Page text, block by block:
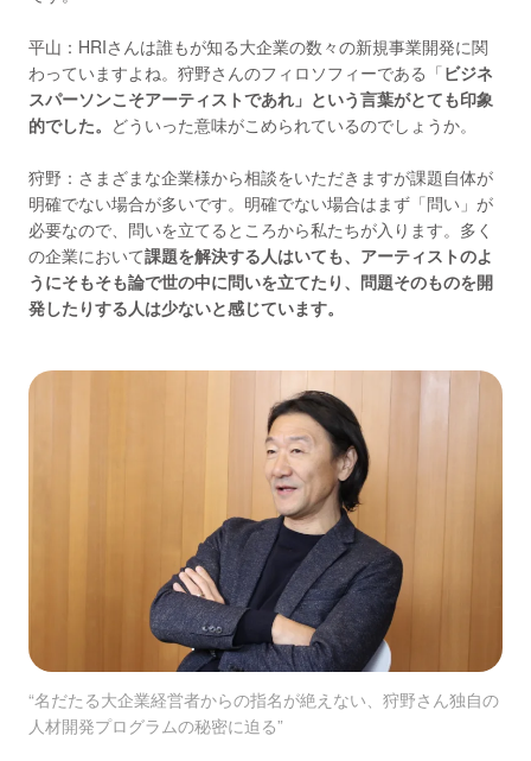
平山：HRIさんは誰もが知る大企業の数々の新規事業開発に関
わっていますよね。狩野さんのフィロソフィーである「ビジネ
スパーソンこそアーティストであれ」という言葉がとても印象
的でした。 どういった意味がこめられているのでしょうか。
狩野：さまざまな企業様から相談をいただきますが課題自体が
明確でない場合が多いです。明確でない場合はまず「問い」が
必要なので、問いを立てるところから私たちが入ります。多く
の企業において課題を解決する人はいても、アーティストのよ
うにそもそも論で世の中に問いを立てたり、問題そのものを開
発したりする人は少ないと感じています。
“名だたる大企業経営者からの指名が絶えない、狩野さん独自の
人材開発プログラムの秘密に迫る”